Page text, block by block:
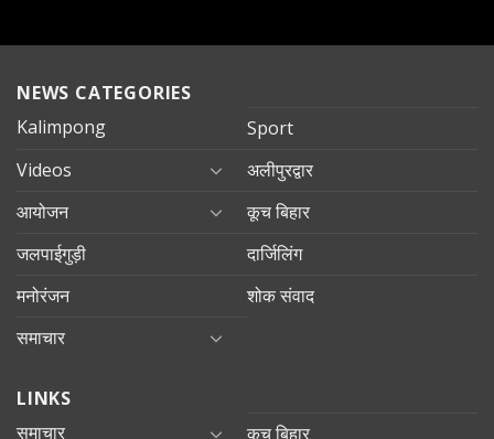
NEWS CATEGORIES
Kalimpong
Sport
Videos
अलीपुरद्वार
आयोजन
कूच बिहार
जलपाईगुड़ी
दार्जिलिंग
मनोरंजन
शोक संवाद
समाचार
LINKS
समाचार
कूच बिहार